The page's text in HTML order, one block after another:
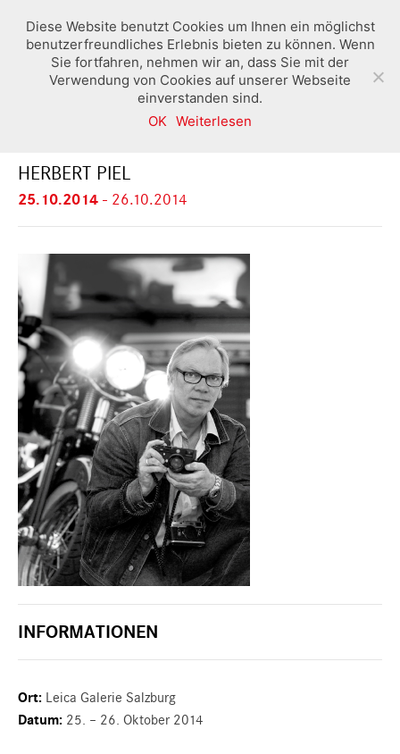
HERBERT PIEL
25.10.2014 - 26.10.2014
INFORMATIONEN
Ort: Leica Galerie Salzburg
Datum: 25. – 26. Oktober 2014
Diese Website benutzt Cookies um Ihnen ein möglichst
benutzerfreundliches Erlebnis bieten zu können. Wenn
Sie fortfahren, nehmen wir an, dass Sie mit der
Verwendung von Cookies auf unserer Webseite
einverstanden sind.
OK Weiterlesen